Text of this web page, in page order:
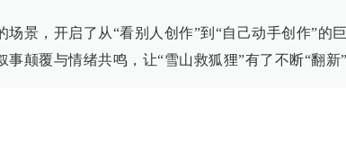
场景，开启了从“看别人创作”到“自己动手创作”的
事颠覆与情绪共鸣，让“雪山救狐狸”有了不断“翻新”